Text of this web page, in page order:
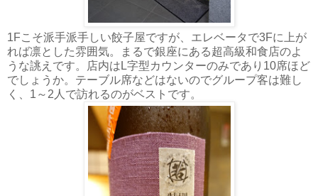
1Fこそ派手派手しい餃子屋ですが、エレベータで3Fに上が
れば凛とした雰囲気。まるで銀座にある超高級和食店のよ
うな誂えです。店内はL字型カウンターのみであり10席ほど
でしょうか。テーブル席などはないのでグループ客は難し
く、1～2人で訪れるのがベストです。